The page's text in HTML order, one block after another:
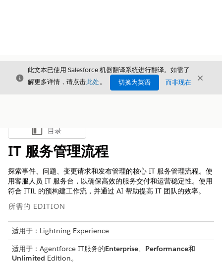
关闭
此文本已使用 Salesforce 机器翻译系统进行翻译。如需了
解更多详情，请点击此处。 切换为英语 而非现在 关闭
显示目录
目录
IT 服务管理流程
探索事件、问题、变更请求和发布管理的核心 IT 服务管理流程。使
用客服人员 IT 服务台，以确保高效的服务交付和运营稳定性。使用
符合 ITIL 的预构建工作流，并通过 AI 帮助提高 IT 团队的效率。
所需的 EDITION
适用于：Lightning Experience
适用于：Agentforce IT服务的Enterprise、 Performance和
Unlimited Edition。